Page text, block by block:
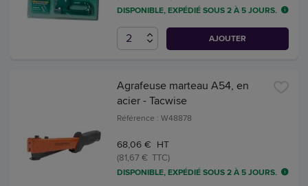
DISPONIBLE, EXPÉDIÉ SOUS 2 À 5 JOURS.
AJOUTER
Agrafeuse marteau A54, en
acier - Tacwise
Référence : W48878
68,06 € HT
(81,67 € TTC)
DISPONIBLE, EXPÉDIÉ SOUS 2 À 5 JOURS.